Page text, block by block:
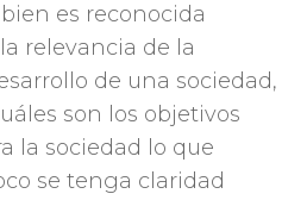
es reconocida
relevancia de la
de una sociedad,
son los objetivos
la sociedad lo que
se tenga claridad